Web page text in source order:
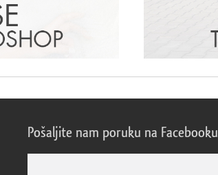
Pošaljite nam poruku na Facebooku